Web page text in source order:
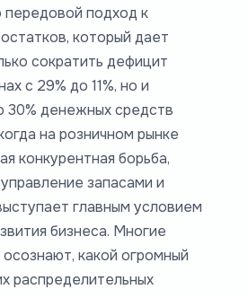
передовой подход к
который дает
сократить дефицит
с 29% до 11%, но и
30% денежных средств
на розничном рынке
конкурентная борьба,
запасами и
главным условием
бизнеса. Многие
какой огромный
распределительных